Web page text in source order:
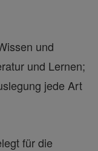
und
und Lernen;
jede Art
für die